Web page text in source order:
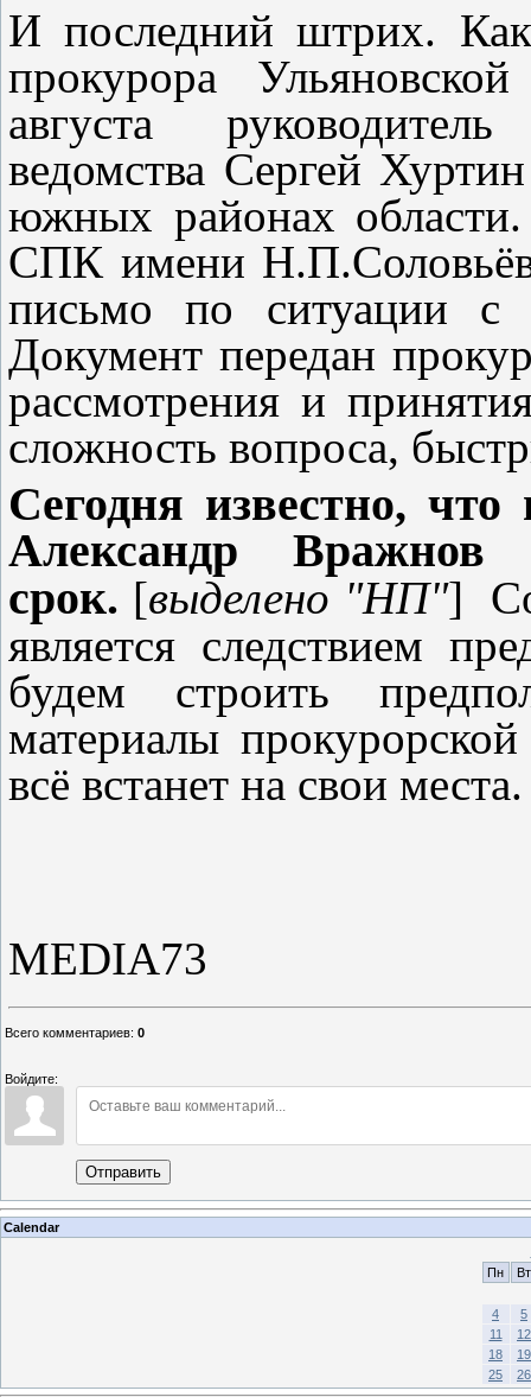
И последний штрих.
прокурора
августа
ведомства Сергей
южных районах области.
СПК имени
письмо по ситуации с
Документ передан
рассмотрения и
сложность вопроса,
Сегодня известно, что
Александр Вражнов
срок. [выделено "НП"]
является следствием
будем строить
материалы
всё встанет на свои места.
MEDIA73
Всего комментариев: 0
Войдите:
Отправить
Calendar
Пн
Вт
4
5
11
12
18
19
25
26